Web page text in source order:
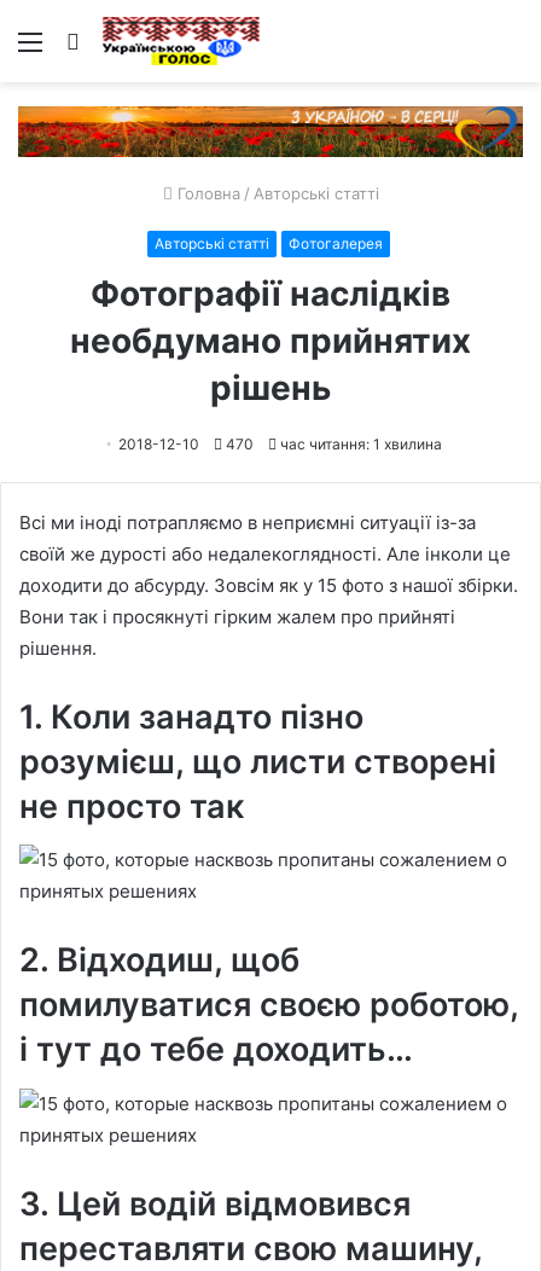
Меню Пошук
Головна / Авторські статті
Авторські статті Фотогалерея
Фотографії наслідків
необдумано прийнятих
рішень
2018-12-10 470 час читання: 1 хвилина
Всі ми іноді потрапляємо в неприємні ситуації із-за
своїй же дурості або недалекоглядності. Але інколи це
доходити до абсурду. Зовсім як у 15 фото з нашої збірки.
Вони так і просякнуті гірким жалем про прийняті
рішення.
1. Коли занадто пізно
розумієш, що листи створені
не просто так
2. Відходиш, щоб
помилуватися своєю роботою,
і тут до тебе доходить…
3. Цей водій відмовився
переставляти свою машину,